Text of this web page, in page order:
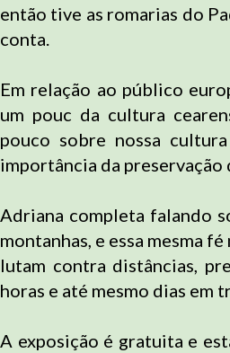
então tive as romarias do
conta.
Em relação ao público
um pouc da cultura
pouco sobre nossa
importância da preservação
Adriana completa falando
montanhas, e essa mesma
lutam contra distâncias,
horas e até mesmo dias em
A exposição é gratuita e